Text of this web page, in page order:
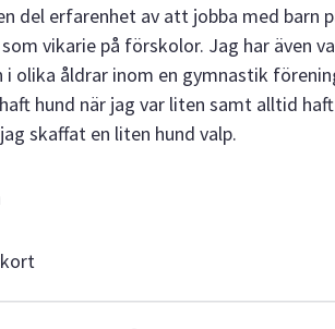
del erfarenhet av att jobba med barn
vikarie på förskolor. Jag har även
i olika åldrar inom en gymnastik
hund när jag var liten samt alltid
skaffat en liten hund valp.